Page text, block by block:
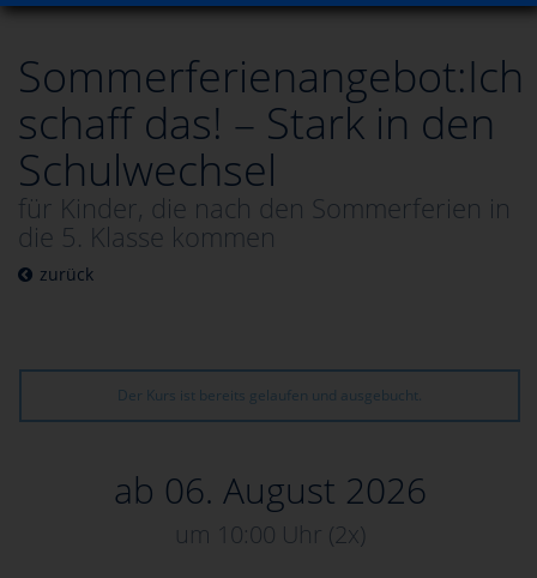
Sommerferienangebot:Ich
schaff das! – Stark in den
Schulwechsel
für Kinder, die nach den Sommerferien in
die 5. Klasse kommen
zurück
Der Kurs ist bereits gelaufen und ausgebucht.
ab 06. August 2026
um 10:00 Uhr (2x)